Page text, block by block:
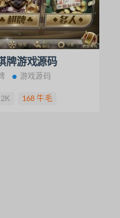
牌游戏源码
游戏源码
168 牛毛